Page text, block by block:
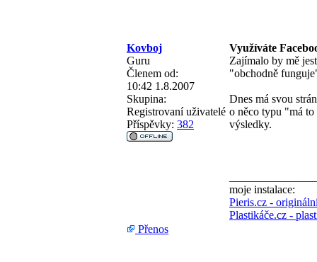
Kovboj
Využíváte
Guru
Členem od:
10:42 1.8.2007
Skupina:
Registrovaní uživatelé
Příspěvky: 382
Zajímalo by mě
"obchodně
Dnes má svou
o něco typu "má
výsledky.
moje instalace:
Pieris.cz -
Plastikáče.cz -
Přenos